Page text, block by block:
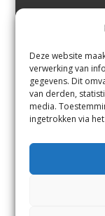
Deze website
verwerking van
gegevens. Dit
van derden,
media.
ingetrokken via
Margadantstraat
0255-533900
info@jutter.nlof
st.nl
Contact
Andere uitgaven
Voorwaarden